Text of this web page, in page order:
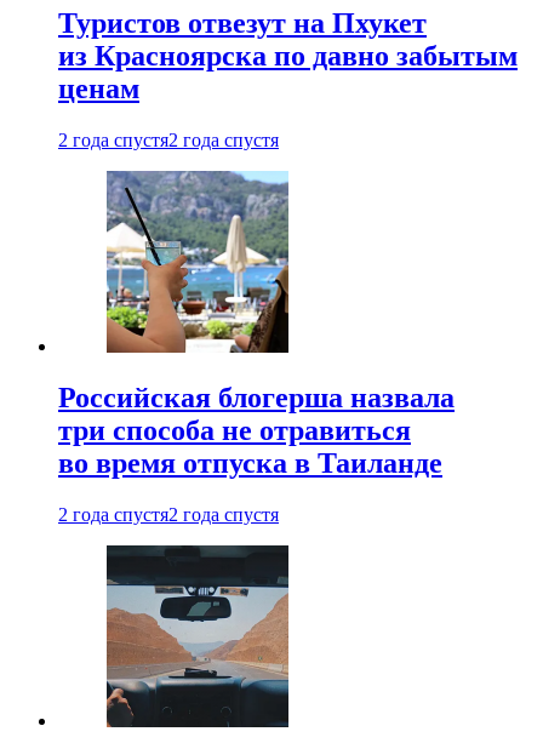
Туристов отвезут на Пхукет
из Красноярска по давно забытым
ценам
2 года спустя2 года спустя
Российская блогерша назвала
три способа не отравиться
во время отпуска в Таиланде
2 года спустя2 года спустя